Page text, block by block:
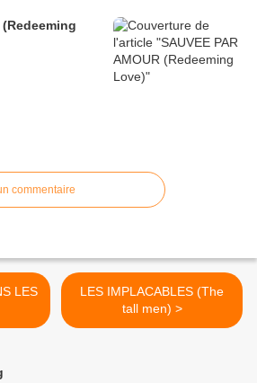
(Redeeming
commentaire
LES IMPLACABLES (The
tall men) >